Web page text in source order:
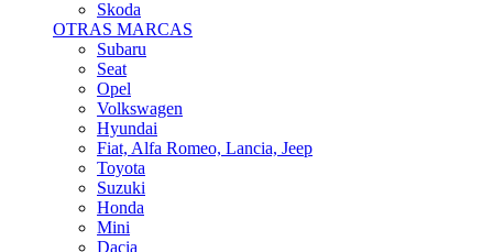
Subaru
Seat
Opel
Volkswagen
Hyundai
Fiat, Alfa Romeo, Lancia, Jeep
Toyota
Suzuki
Honda
Mini
Dacia
Audi